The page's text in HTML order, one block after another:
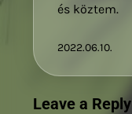
és köztem.
2022.06.10.
Leave a Reply